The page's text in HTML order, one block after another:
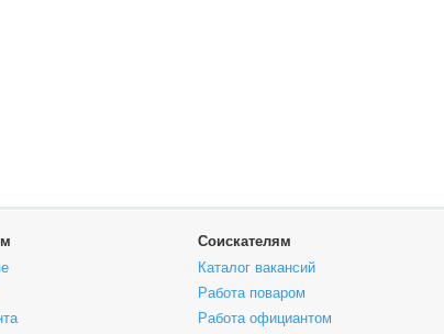
Соискателям
Каталог вакансий
Работа поваром
Работа официантом